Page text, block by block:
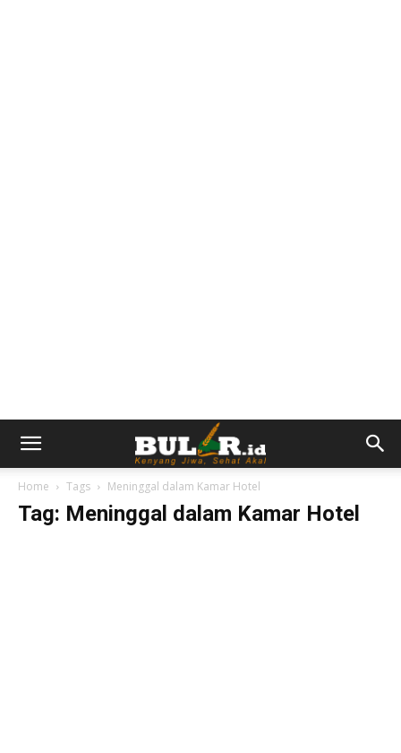
Home Tags Meninggal dalam Kamar Hotel
Tag: Meninggal dalam Kamar Hotel